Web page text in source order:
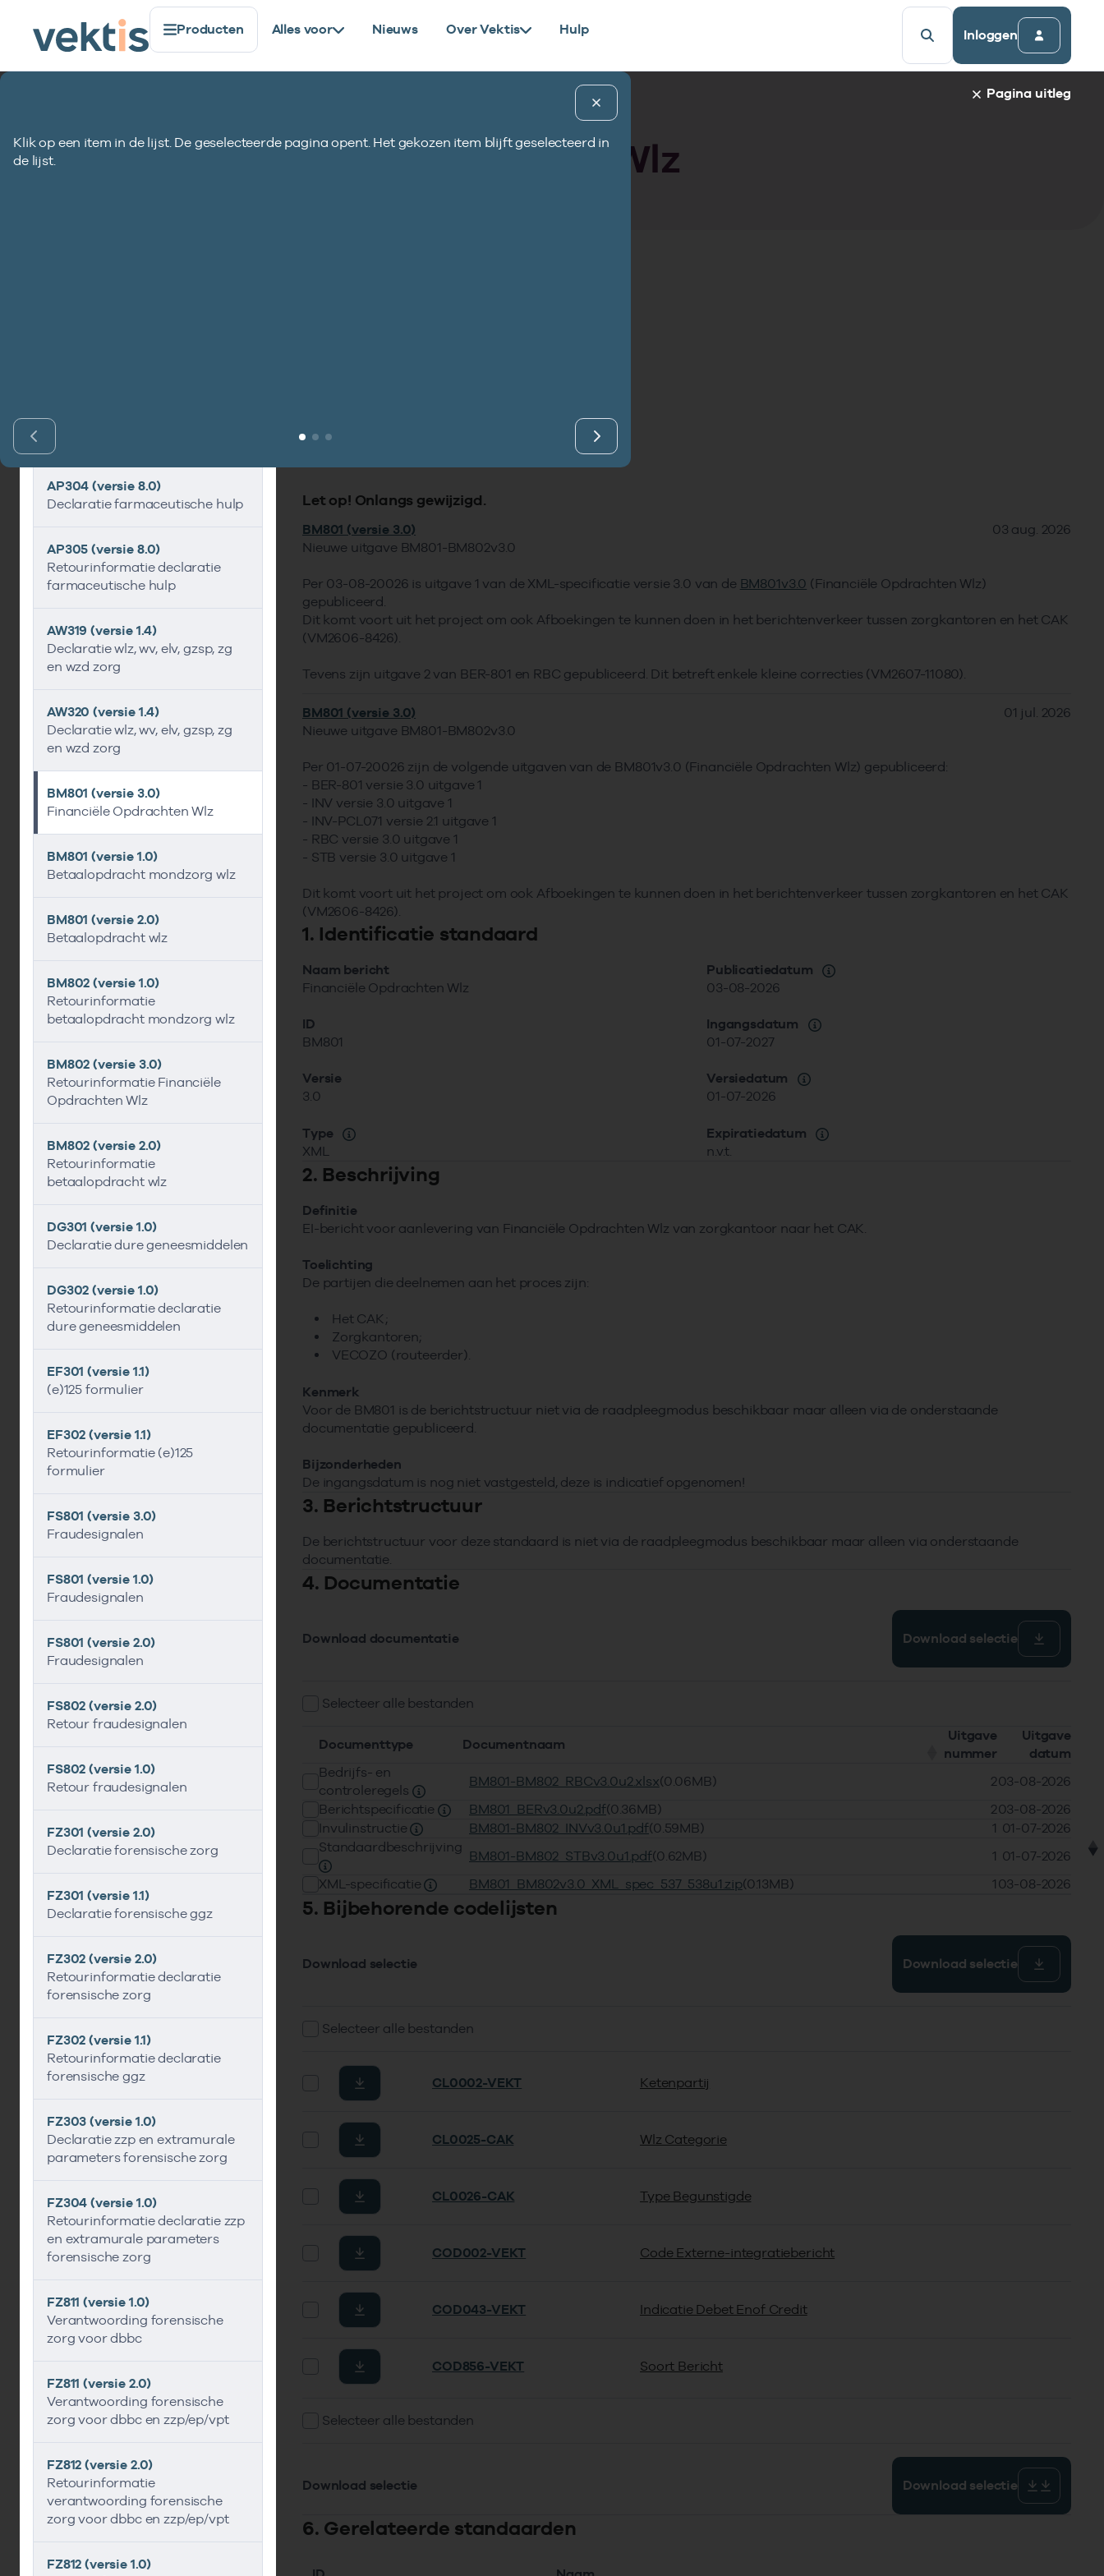
Producten Alles voor Nieuws Over Vektis Hulp Inloggen
Pagina uitleg
BM801 Financiële Opdrachten Wlz
AP304 (versie 8.0)
Declaratie farmaceutische hulp
AP305 (versie 8.0)
Retourinformatie declaratie
farmaceutische hulp
AW319 (versie 1.4)
Declaratie wlz, wv, elv, gzsp, zg
en wzd zorg
AW320 (versie 1.4)
Declaratie wlz, wv, elv, gzsp, zg
en wzd zorg
BM801 (versie 3.0)
Financiële Opdrachten Wlz
BM801 (versie 1.0)
Betaalopdracht mondzorg wlz
BM801 (versie 2.0)
Betaalopdracht wlz
BM802 (versie 1.0)
Retourinformatie
betaalopdracht mondzorg wlz
BM802 (versie 3.0)
Retourinformatie Financiële
Opdrachten Wlz
BM802 (versie 2.0)
Retourinformatie
betaalopdracht wlz
DG301 (versie 1.0)
Declaratie dure geneesmiddelen
DG302 (versie 1.0)
Retourinformatie declaratie
dure geneesmiddelen
EF301 (versie 1.1)
(e)125 formulier
EF302 (versie 1.1)
Retourinformatie (e)125
formulier
FS801 (versie 3.0)
Fraudesignalen
FS801 (versie 1.0)
Fraudesignalen
FS801 (versie 2.0)
Fraudesignalen
FS802 (versie 2.0)
Retour fraudesignalen
FS802 (versie 1.0)
Retour fraudesignalen
FZ301 (versie 2.0)
Declaratie forensische zorg
FZ301 (versie 1.1)
Declaratie forensische ggz
FZ302 (versie 2.0)
Retourinformatie declaratie
forensische zorg
FZ302 (versie 1.1)
Retourinformatie declaratie
forensische ggz
FZ303 (versie 1.0)
Declaratie zzp en extramurale
parameters forensische zorg
FZ304 (versie 1.0)
Retourinformatie declaratie zzp
en extramurale parameters
forensische zorg
FZ811 (versie 1.0)
Verantwoording forensische
zorg voor dbbc
FZ811 (versie 2.0)
Verantwoording forensische
zorg voor dbbc en zzp/ep/vpt
FZ812 (versie 2.0)
Retourinformatie
verantwoording forensische
zorg voor dbbc en zzp/ep/vpt
FZ812 (versie 1.0)
Bijbehorende codelijsten
Let op! Onlangs gewijzigd.
BM801 (versie 3.0)
03 aug. 2026
Nieuwe uitgave BM801-BM802v3.0
Per 03-08-20026 is uitgave 1 van de XML-specificatie versie 3.0 van de BM801v3.0 (Financiële Opdrachten Wlz)
gepubliceerd.
Dit komt voort uit het project om ook Afboekingen te kunnen doen in het berichtenverkeer tussen zorgkantoren en het CAK
(VM2606-8426).
Tevens zijn uitgave 2 van BER-801 en RBC gepubliceerd. Dit betreft enkele kleine correcties (VM2607-11080).
BM801 (versie 3.0)
01 jul. 2026
Nieuwe uitgave BM801-BM802v3.0
Per 01-07-20026 zijn de volgende uitgaven van de BM801v3.0 (Financiële Opdrachten Wlz) gepubliceerd:
- BER-801 versie 3.0 uitgave 1
- INV versie 3.0 uitgave 1
- INV-PCL071 versie 2.1 uitgave 1
- RBC versie 3.0 uitgave 1
- STB versie 3.0 uitgave 1
Dit komt voort uit het project om ook Afboekingen te kunnen doen in het berichtenverkeer tussen zorgkantoren en het CAK
(VM2606-8426).
1. Identificatie standaard
Naam bericht
Financiële Opdrachten Wlz
ID
BM801
Versie
3.0
Type
XML
Publicatiedatum
03-08-2026
Ingangsdatum
01-07-2027
Versiedatum
01-07-2026
Expiratiedatum
n.v.t.
2. Beschrijving
Definitie
EI-bericht voor aanlevering van Financiële Opdrachten Wlz van zorgkantoor naar het CAK.
Toelichting
De partijen die deelnemen aan het proces zijn:
Het CAK;
Zorgkantoren;
VECOZO (routeerder).
Kenmerk
Voor de BM801 is de berichtstructuur niet via de raadpleegmodus beschikbaar maar alleen via de onderstaande
documentatie gepubliceerd.
Bijzonderheden
De ingangsdatum is nog niet vastgesteld, deze is indicatief opgenomen!
3. Berichtstructuur
De berichtstructuur voor deze standaard is niet via de raadpleegmodus beschikbaar maar alleen via onderstaande
documentatie.
4. Documentatie
Download documentatie Download selectie
Selecteer alle bestanden
Documenttype Documentnaam
Uitgave
nummer
Uitgave
datum
Bedrijfs- en
controleregels
BM801-BM802_RBCv3.0u2.xlsx(0.06MB) 203-08-2026
Berichtspecificatie
BM801_BERv3.0u2.pdf(0.36MB) 203-08-2026
Invulinstructie
BM801-BM802_INVv3.0u1.pdf(0.59MB) 1 01-07-2026
Standaardbeschrijving
BM801-BM802_STBv3.0u1.pdf(0.62MB) 1 01-07-2026
XML-specificatie
BM801_BM802v3.0_XML_spec_537_538u1.zip(0.13MB) 1 03-08-2026
5. Bijbehorende codelijsten
Download selectie Download selectie
Selecteer alle bestanden
CL0002-VEKT Ketenpartij
CL0025-CAK Wlz Categorie
CL0026-CAK Type Begunstigde
COD002-VEKT Code Externe-integratiebericht
COD043-VEKT Indicatie Debet Enof Credit
COD856-VEKT Soort Bericht
Selecteer alle bestanden
Download selectie Download selectie
6. Gerelateerde standaarden
Klik op een item in de lijst. De geselecteerde pagina opent. Het gekozen item blijft geselecteerd in
de lijst.
Bovenaan de pagina van een specifieke standaard zie je de naam van het
daaronder de inhoudsopgave. Om direct naar een bepaalde paragraaf te